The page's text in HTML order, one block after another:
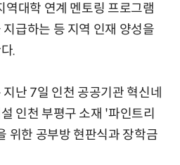
역대학 연계 멘토링 프로그램
급하는 등 지역 인재 양성을
.
난 7일 인천 공공기관 혁신네
인천 부평구 소재 '파인트리
위한 공부방 현판식과 장학금